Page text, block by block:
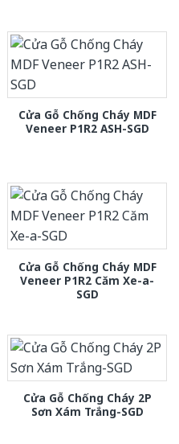
Cửa Gỗ Chống Cháy MDF
Veneer P1R2 ASH-SGD
Cửa Gỗ Chống Cháy MDF
Veneer P1R2 Căm Xe-a-
SGD
Cửa Gỗ Chống Cháy 2P
Sơn Xám Trắng-SGD